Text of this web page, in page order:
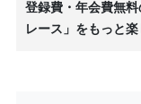
登録費・年会費無
レース」をもっと楽